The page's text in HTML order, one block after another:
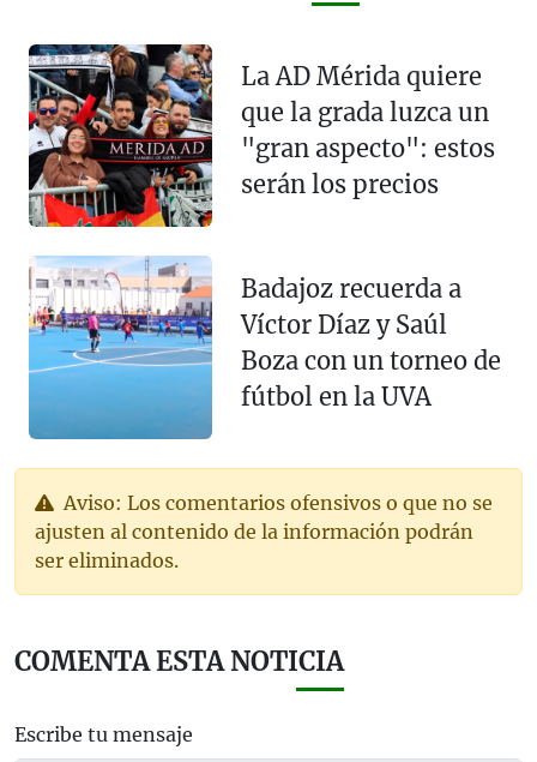
La AD Mérida quiere
que la grada luzca un
"gran aspecto": estos
serán los precios
Badajoz recuerda a
Víctor Díaz y Saúl
Boza con un torneo de
fútbol en la UVA
Aviso: Los comentarios ofensivos o que no se
ajusten al contenido de la información podrán
ser eliminados.
COMENTA ESTA NOTICIA
Escribe tu mensaje